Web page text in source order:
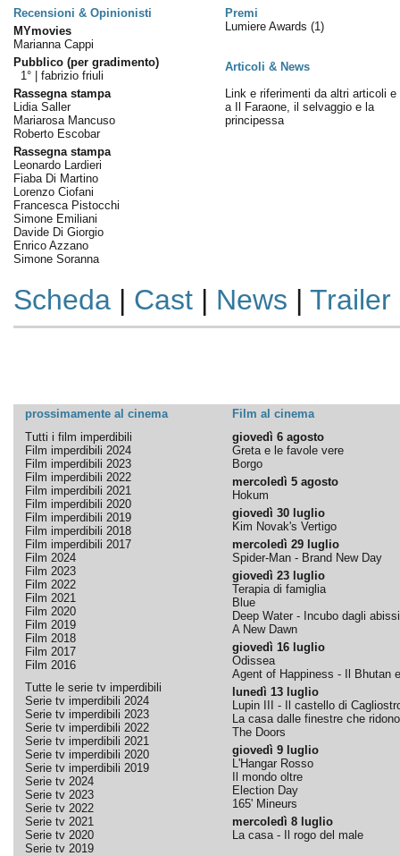
Recensioni & Opinionisti
Premi
MYmovies
Marianna Cappi
Pubblico (per gradimento)
1° | fabrizio friuli
Rassegna stampa
Lidia Saller
Mariarosa Mancuso
Roberto Escobar
Rassegna stampa
Leonardo Lardieri
Fiaba Di Martino
Lorenzo Ciofani
Francesca Pistocchi
Simone Emiliani
Davide Di Giorgio
Enrico Azzano
Simone Soranna
Lumiere Awards (1)
Articoli & News
Link e riferimenti da altri articoli e
a Il Faraone, il selvaggio e la
principessa
Scheda| Cast| News | Trailer
prossimamente al cinema
Film al cinema
Tutti i film imperdibili
Film imperdibili 2024
Film imperdibili 2023
Film imperdibili 2022
Film imperdibili 2021
Film imperdibili 2020
Film imperdibili 2019
Film imperdibili 2018
Film imperdibili 2017
Film 2024
Film 2023
Film 2022
Film 2021
Film 2020
Film 2019
Film 2018
Film 2017
Film 2016
Tutte le serie tv imperdibili
Serie tv imperdibili 2024
Serie tv imperdibili 2023
Serie tv imperdibili 2022
Serie tv imperdibili 2021
Serie tv imperdibili 2020
Serie tv imperdibili 2019
Serie tv 2024
Serie tv 2023
Serie tv 2022
Serie tv 2021
Serie tv 2020
Serie tv 2019
giovedì 6 agosto
Greta e le favole vere
Borgo
mercoledì 5 agosto
Hokum
giovedì 30 luglio
Kim Novak's Vertigo
mercoledì 29 luglio
Spider-Man - Brand New Day
giovedì 23 luglio
Terapia di famiglia
Blue
Deep Water - Incubo dagli abissi
A New Dawn
giovedì 16 luglio
Odissea
Agent of Happiness - Il Bhutan
lunedì 13 luglio
Lupin III - Il castello di
La casa dalle finestre che ridono
The Doors
giovedì 9 luglio
L'Hangar Rosso
Il mondo oltre
Election Day
165' Mineurs
mercoledì 8 luglio
La casa - Il rogo del male